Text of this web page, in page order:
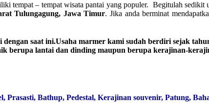
tempat – tempat wisata pantai yang populer. Begitulah sedikit
Tulungagung, Jawa Timur. Jika anda berminat
saat ini.Usaha marmer kami sudah berdiri sejak
berupa lantai dan dinding maupun berupa kerajinan-
Bathup, Pedestal, Kerajinan souvenir, Patung,